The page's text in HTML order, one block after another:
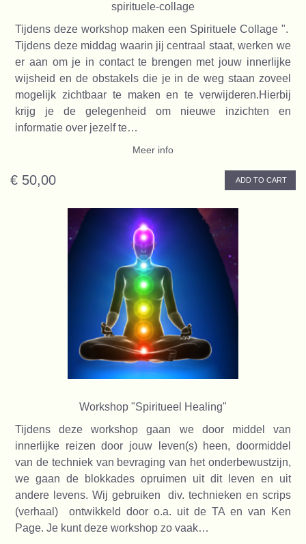
spirituele-collage
Tijdens deze workshop maken een Spirituele Collage ".
Tijdens deze middag waarin jij centraal staat, werken we
er aan om je in contact te brengen met jouw innerlijke
wijsheid en de obstakels die je in de weg staan zoveel
mogelijk zichtbaar te maken en te verwijderen.Hierbij
krijg je de gelegenheid om nieuwe inzichten en
informatie over jezelf te…
Meer info
€ 50,00 ADD TO CART
Workshop "Spiritueel Healing"
Tijdens deze workshop gaan we door middel van
innerlijke reizen door jouw leven(s) heen, doormiddel
van de techniek van bevraging van het onderbewustzijn,
we gaan de blokkades opruimen uit dit leven en uit
andere levens. Wij gebruiken div. technieken en scrips
(verhaal) ontwikkeld door o.a. uit de TA en van Ken
Page. Je kunt deze workshop zo vaak…